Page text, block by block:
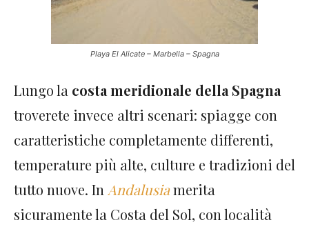
Playa El Alicate – Marbella – Spagna
Lungo la costa meridionale della Spagna
troverete invece altri scenari: spiagge con
caratteristiche completamente differenti,
temperature più alte, culture e tradizioni del
tutto nuove. In Andalusiamerita
sicuramente la Costa del Sol, con località